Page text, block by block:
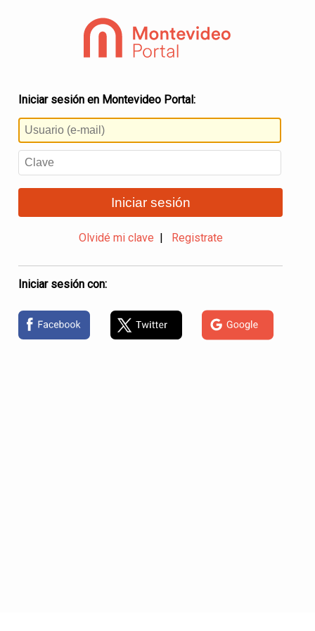
Iniciar sesión en Montevideo Portal:
Iniciar sesión
Olvidé mi clave Registrate
Iniciar sesión con: